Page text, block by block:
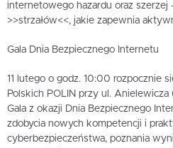
internetowego hazardu oraz szerzej
>>strzałów<<, jakie zapewnia
Gala Dnia Bezpiecznego Internetu
11 lutego o godz. 10:00 rozpocznie
Polskich POLIN przy ul.
Gala z okazji Dnia Bezpiecznego
zdobycia nowych kompetencji i
cyberbezpieczeństwa, poznania